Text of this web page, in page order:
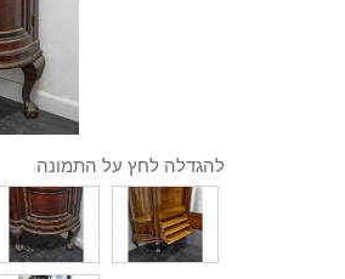
להגדלה לחץ על התמונה